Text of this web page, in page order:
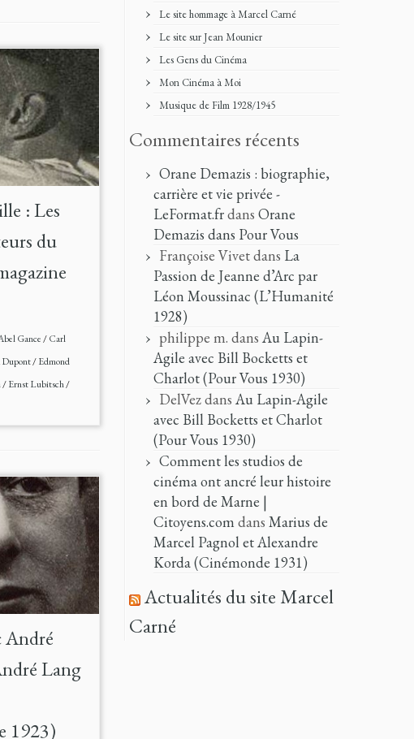
: Les
du
Gance/Carl
Dupont/Edmond
/Ernst Lubitsch/
André
Lang
1923)
Le site hommage à Marcel Carné
Le site sur Jean Mounier
Les Gens du Cinéma
Mon Cinéma à Moi
Musique de Film 1928/1945
Commentaires récents
Orane Demazis : biographie,
carrière et vie privée -
LeFormat.frdans Orane
Demazis dans Pour Vous
Françoise Vivetdans La
Passion de Jeanne d’Arc par
Léon Moussinac (L’Humanité
1928)
philippe m. dans Au Lapin-
Agile avec Bill Bocketts et
Charlot (Pour Vous 1930)
DelVezdans Au Lapin-Agile
avec Bill Bocketts et Charlot
(Pour Vous 1930)
Comment les studios de
cinéma ont ancré leur histoire
en bord de Marne |
Citoyens.comdans Marius de
Marcel Pagnol et Alexandre
Korda (Cinémonde 1931)
Actualités du site Marcel
Carné